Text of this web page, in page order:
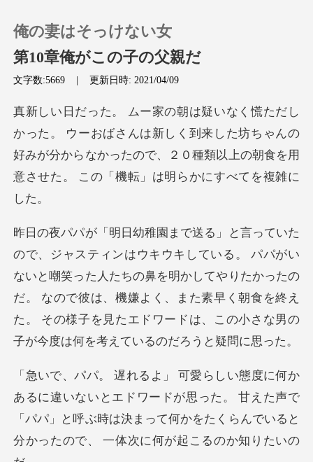
0
チャージ
閲覧履歴
ログアウトします
検索
俺の妻はそっけない女
第10章俺がこの子の父親だ
文字数:5669 |更新日時: 2021/04/09
さんは新しく到来した坊ちゃんの
好みが分からなかったので、２０種類以
ないと嘲笑った人たちの鼻を明かしてやりたかったの
だ。 なので彼は、機嫌よく、また素早く朝食を終え
エドワードが思った。 甘えた声で
「パパ」と呼ぶ時は決まって何かをた